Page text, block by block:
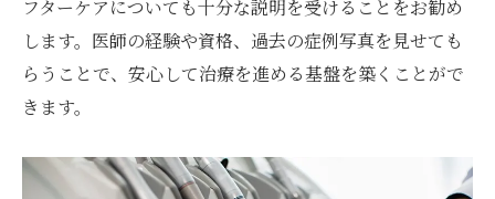
フターケアについても十分な説明を受けることをお勧め
します。医師の経験や資格、過去の症例写真を見せても
らうことで、安心して治療を進める基盤を築くことがで
きます。